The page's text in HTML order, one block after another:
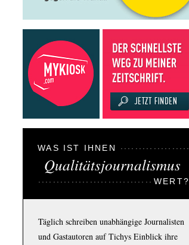
WAS IST IHNEN
Qualitätsjournalismus
WERT?
Täglich schreiben unabhängige Journalisten
und Gastautoren auf Tichys Einblick ihre